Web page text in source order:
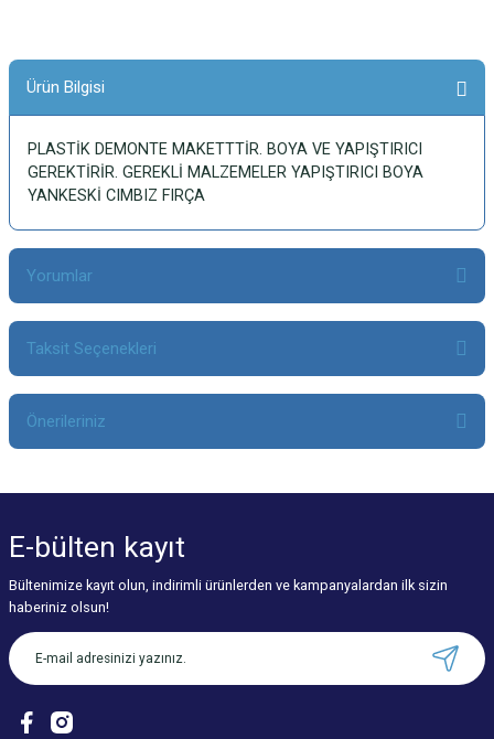
Ürün Bilgisi
PLASTİK DEMONTE MAKETTTİR. BOYA VE YAPIŞTIRICI
GEREKTİRİR. GEREKLİ MALZEMELER YAPIŞTIRICI BOYA
YANKESKİ CIMBIZ FIRÇA
Yorumlar
Bu ürüne ilk yorumu siz yapın!
Taksit Seçenekleri
Önerileriniz
Görüş ve önerileriniz için teşekkür ederiz.
Ürün resmi kalitesiz, bozuk veya görüntülenemiyor.
Ürün açıklamasında eksik bilgiler bulunuyor.
Ürün bilgilerinde hatalar bulunuyor.
Bu ürüne benzer farklı alternatifler olmalı.
E-bülten kayıt
Bültenimize kayıt olun, indirimli ürünlerden ve kampanyalardan ilk sizin
haberiniz olsun!